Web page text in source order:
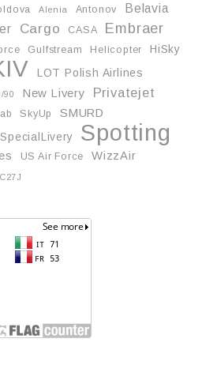
Alenia Antonov Belavia
Cargo CASA Embraer
Gulfstream Helicopter HiSky
LOT Polish Airlines
90 New Livery Privatejet
SkyUp
SMURD
SpecialLivery Spotting
US Air Force
WizzAir
С27J